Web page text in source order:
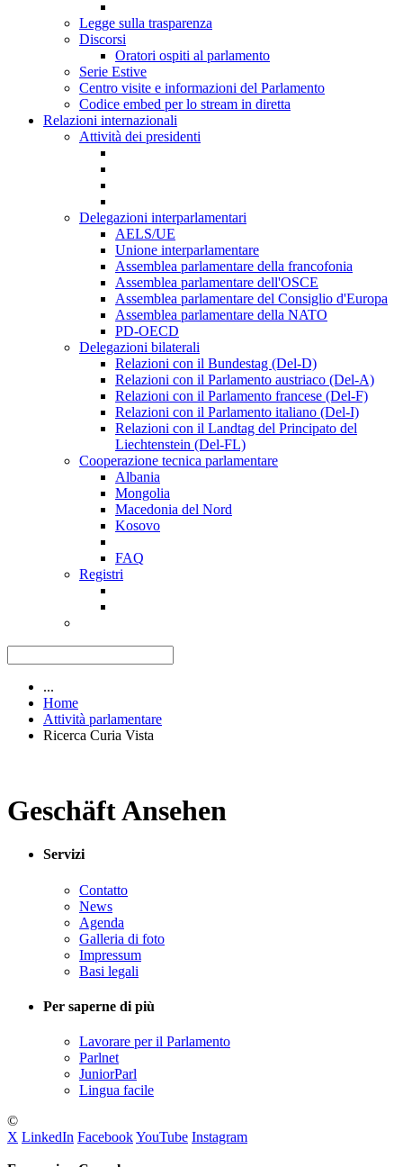
Legge sulla trasparenza
Discorsi
Oratori ospiti al parlamento
Serie Estive
Centro visite e informazioni del Parlamento
Codice embed per lo stream in diretta
Relazioni internazionali
Attività dei presidenti
Delegazioni interparlamentari
AELS/UE
Unione interparlamentare
Assemblea parlamentare della francofonia
Assemblea parlamentare dell'OSCE
Assemblea parlamentare del Consiglio d'Europa
Assemblea parlamentare della NATO
PD-OECD
Delegazioni bilaterali
Relazioni con il Bundestag (Del-D)
Relazioni con il Parlamento austriaco (Del-A)
Relazioni con il Parlamento francese (Del-F)
Relazioni con il Parlamento italiano (Del-I)
Relazioni con il Landtag del Principato del
Liechtenstein (Del-FL)
Cooperazione tecnica parlamentare
Albania
Mongolia
Macedonia del Nord
Kosovo
FAQ
Registri
...
Home
Attività parlamentare
Ricerca Curia Vista
Geschäft Ansehen
Servizi
Contatto
News
Agenda
Galleria di foto
Impressum
Basi legali
Per saperne di più
Lavorare per il Parlamento
Parlnet
JuniorParl
Lingua facile
©
X LinkedIn FacebookYouTube Instagram